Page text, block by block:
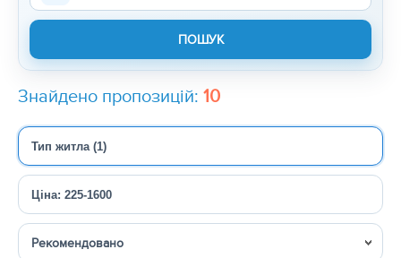
Знайдено пропозицій: 10
Тип житла (1)
Ціна: 225-1600
Сортувати